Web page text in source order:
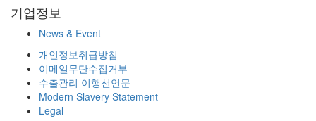
기업정보
News & Event
개인정보취급방침
이메일무단수집거부
수출관리 이행선언문
Modern Slavery Statement
Legal